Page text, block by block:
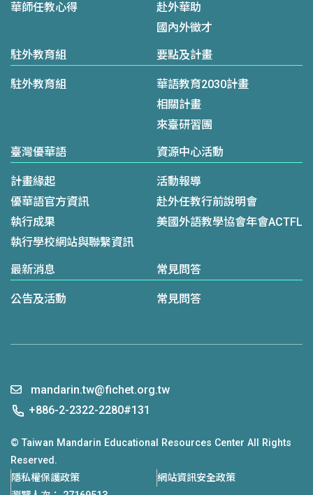
華師任教心得
赴外華助
國內外徵才
駐外教育組
駐外教育組
要點及計畫
華語教育2030計畫
相關計畫
來臺研習團
臺灣優華語
計畫緣起
優華語官方資訊
執行成果
執行學校網站與聯繫資訊
資源中心活動
活動報導
赴外任教行前說明會
美國外語教學協會年會ACTFL
最新消息
公告及活動
常見問答
常見問答
mandarin.tw@fichet.org.tw
+886-2-2322-2280#131
© Taiwan Mandarin Educational Resources Center All Rights
Reserved.
隱私權保護政策
網站資訊安全政策